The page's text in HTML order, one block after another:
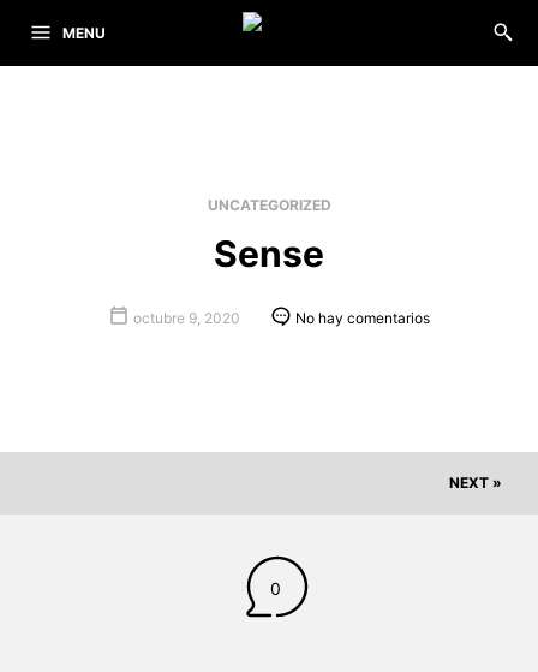
MENU
UNCATEGORIZED
Sense
octubre 9, 2020 No hay comentarios
NEXT »
0